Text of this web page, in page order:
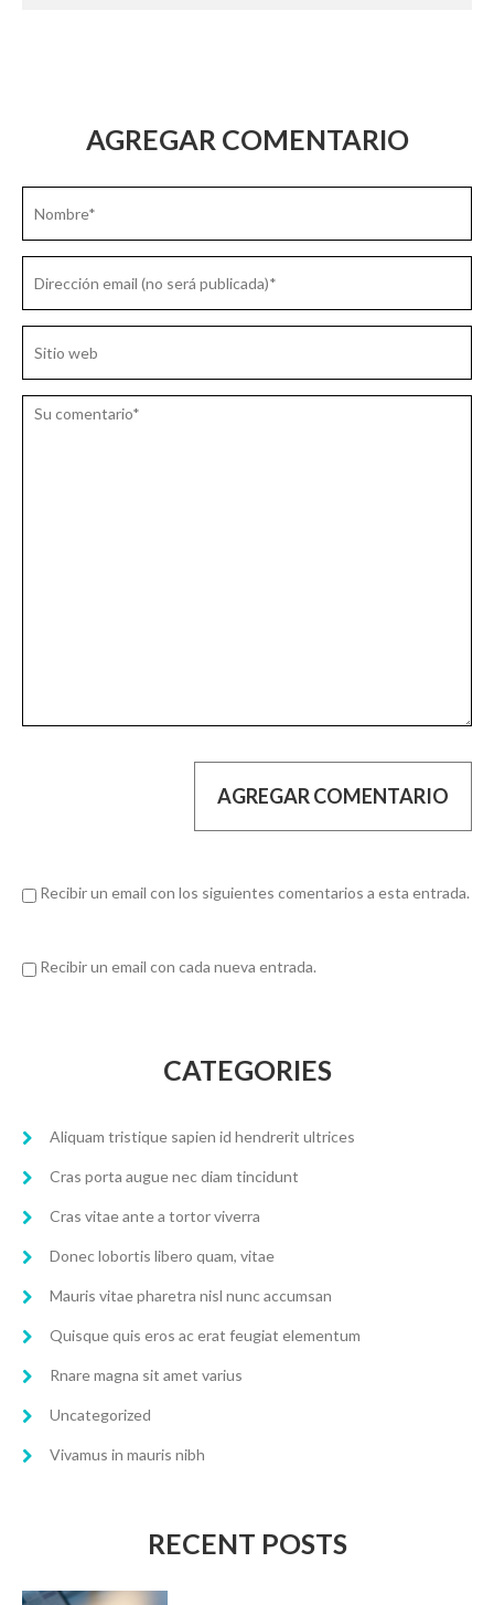
AGREGAR COMENTARIO
Recibir un email con los siguientes comentarios a esta entrada.
Recibir un email con cada nueva entrada.
CATEGORIES
Aliquam tristique sapien id hendrerit ultrices
Cras porta augue nec diam tincidunt
Cras vitae ante a tortor viverra
Donec lobortis libero quam, vitae
Mauris vitae pharetra nisl nunc accumsan
Quisque quis eros ac erat feugiat elementum
Rnare magna sit amet varius
Uncategorized
Vivamus in mauris nibh
RECENT POSTS